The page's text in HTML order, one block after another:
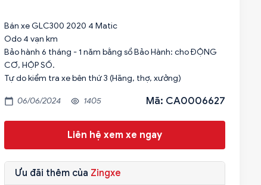
Bán xe GLC300 2020 4 Matic
Odo 4 vạn km
Bảo hành 6 tháng - 1 năm bằng sổ Bảo Hành: cho ĐỘNG
CƠ, HỘP SỐ.
Tự do kiểm tra xe bên thứ 3 (Hãng, thợ, xưởng)
06/06/2024 1405 Mã: CA0006627
Liên hệ xem xe ngay
Ưu đãi thêm của Zingxe